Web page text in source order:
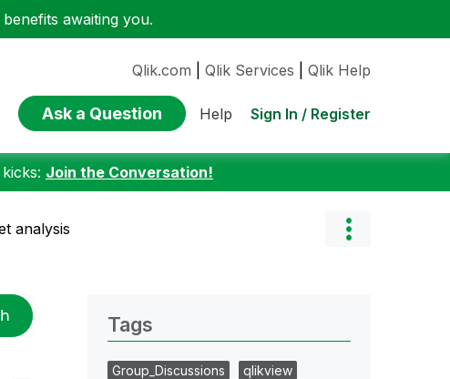
awaiting you.
Qlik.com Qlik Services Qlik Help
Ask a Question Help Sign In / Register
Join the Conversation!
analysis
Tags
Group_Discussions
qlikview